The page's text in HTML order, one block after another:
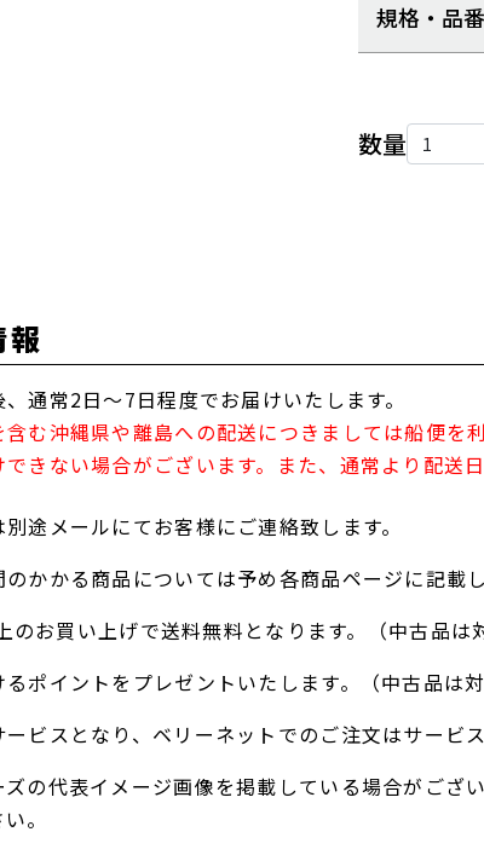
規格・品番
数量
通常2日～7日程度でお届けいたします。
む沖縄県や離島への配送につきましては船便を
きない場合がございます。また、通常より配送
途メールにてお客様にご連絡致します。
かかる商品については予め各商品ページに記載
お買い上げで送料無料となります。（中古品は
ポイントをプレゼントいたします。（中古品は対
ビスとなり、ベリーネットでのご注文はサービ
の代表イメージ画像を掲載している場合がござ
。